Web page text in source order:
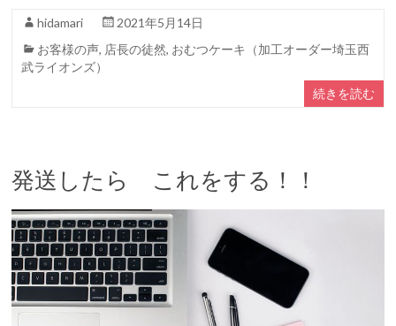
hidamari
2021年5月14日
お客様の声, 店長の徒然, おむつケーキ（加工オーダー埼玉西
武ライオンズ）
続きを読む
発送したら これをする！！